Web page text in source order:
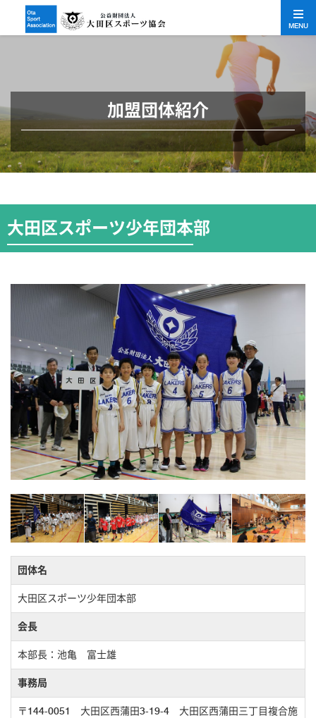
MENU
加盟団体紹介
大田区スポーツ少年団本部
団体名
大田区スポーツ少年団本部
会長
本部長：池亀 富士雄
事務局
〒144-0051 大田区西蒲田3-19-4 大田区西蒲田三丁目複合施